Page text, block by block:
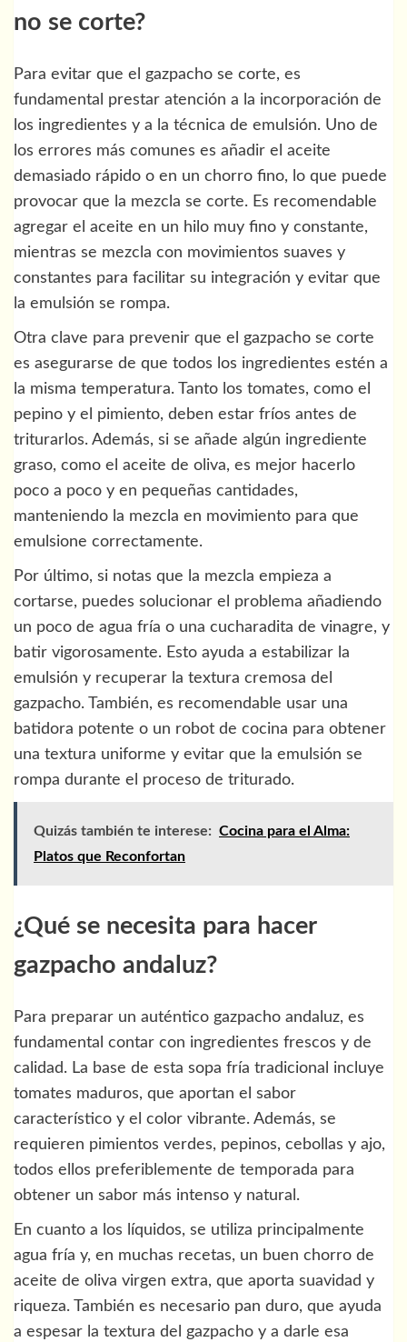
no se corte?
Para evitar que el gazpacho se corte, es
fundamental prestar atención a la incorporación de
los ingredientes y a la técnica de emulsión. Uno de
los errores más comunes es añadir el aceite
demasiado rápido o en un chorro fino, lo que puede
provocar que la mezcla se corte. Es recomendable
agregar el aceite en un hilo muy fino y constante,
mientras se mezcla con movimientos suaves y
constantes para facilitar su integración y evitar que
la emulsión se rompa.
Otra clave para prevenir que el gazpacho se corte
es asegurarse de que todos los ingredientes estén a
la misma temperatura. Tanto los tomates, como el
pepino y el pimiento, deben estar fríos antes de
triturarlos. Además, si se añade algún ingrediente
graso, como el aceite de oliva, es mejor hacerlo
poco a poco y en pequeñas cantidades,
manteniendo la mezcla en movimiento para que
emulsione correctamente.
Por último, si notas que la mezcla empieza a
cortarse, puedes solucionar el problema añadiendo
un poco de agua fría o una cucharadita de vinagre, y
batir vigorosamente. Esto ayuda a estabilizar la
emulsión y recuperar la textura cremosa del
gazpacho. También, es recomendable usar una
batidora potente o un robot de cocina para obtener
una textura uniforme y evitar que la emulsión se
rompa durante el proceso de triturado.
Quizás también te interese: Cocina para el Alma:
Platos que Reconfortan
¿Qué se necesita para hacer
gazpacho andaluz?
Para preparar un auténtico gazpacho andaluz, es
fundamental contar con ingredientes frescos y de
calidad. La base de esta sopa fría tradicional incluye
tomates maduros, que aportan el sabor
característico y el color vibrante. Además, se
requieren pimientos verdes, pepinos, cebollas y ajo,
todos ellos preferiblemente de temporada para
obtener un sabor más intenso y natural.
En cuanto a los líquidos, se utiliza principalmente
agua fría y, en muchas recetas, un buen chorro de
aceite de oliva virgen extra, que aporta suavidad y
riqueza. También es necesario pan duro, que ayuda
a espesar la textura del gazpacho y a darle esa